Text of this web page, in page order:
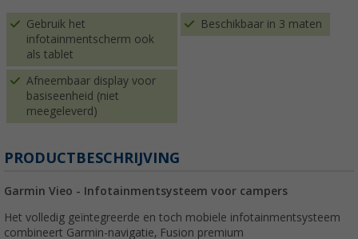
Gebruik het
infotainmentscherm ook
als tablet
Beschikbaar in 3 maten
Afneembaar display voor
basiseenheid (niet
meegeleverd)
PRODUCTBESCHRIJVING
Garmin Vieo - Infotainmentsysteem voor campers
Het volledig geïntegreerde en toch mobiele infotainmentsysteem
combineert Garmin-navigatie, Fusion premium